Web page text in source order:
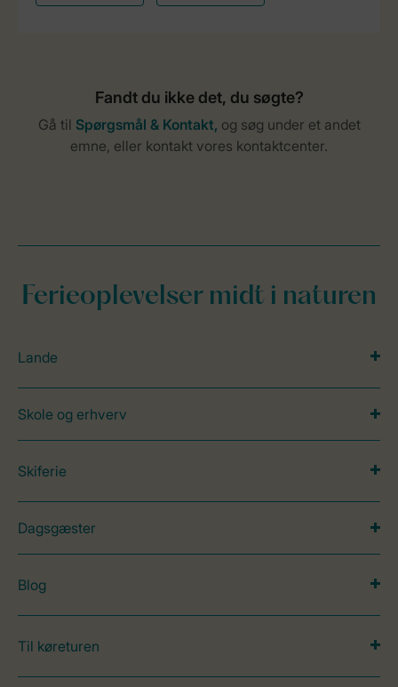
Ferieoplevelser midt i naturen
Lande
Skole og erhverv
Skiferie
Dagsgæster
Blog
Til køreturen